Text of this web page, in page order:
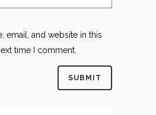
email, and website in this
time I comment.